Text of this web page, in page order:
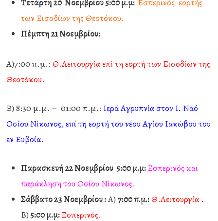
Τετάρτη 20 Νοεμβρίου 5:00 μ.μ: Εσπερινός εορτής
των Εισοδίων της Θεοτόκου.
Πέμπτη 21 Νοεμβρίου:
Α)7:00 π.μ.:Θ.Λειτουργία επί τη εορτή των Εισοδίων της
Θεοτόκου.
Β) 8:30 μ.μ. – 01:00 π.μ.: Ιερά Αγρυπνία στον I. Ναό
Οσίου Νίκωνος, επί τη εορτή του νέου Αγίου Ιακώβου του
εν Ευβοία.
Παρασκευή 22 Νοεμβρίου 5:00 μ.μ:Εσπερινός και
παράκληση του Οσίου Νίκωνος.
Σάββατο 23 Νοεμβρίου :Α)7:00 π.μ.:Θ.Λειτουργία .
Β)5:00 μ.μ:Εσπερινός.